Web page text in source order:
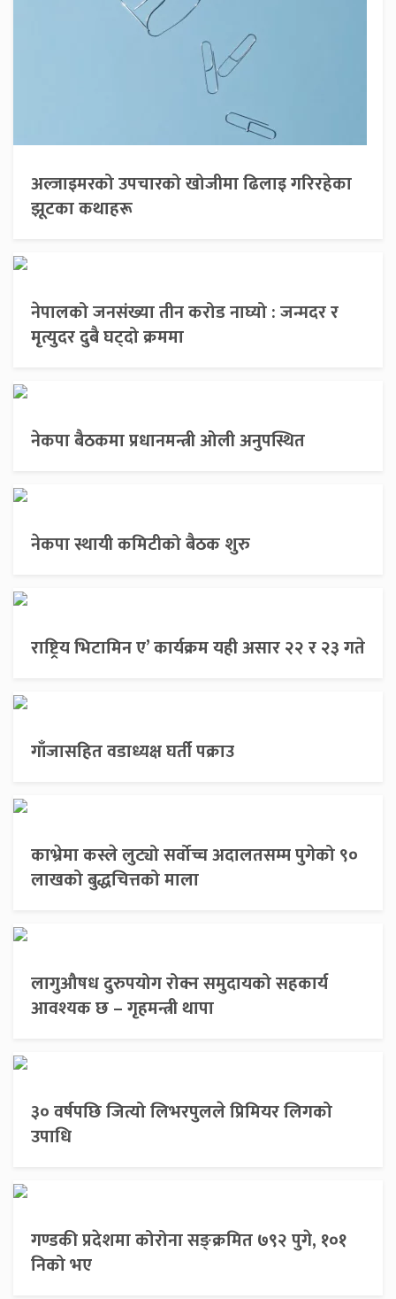
अल्जाइमरको उपचारको खोजीमा ढिलाइ गरिरहेका
झूटका कथाहरू
नेपालको जनसंख्या तीन करोड नाघ्यो : जन्मदर र
मृत्युदर दुबै घट्दो क्रममा
नेकपा बैठकमा प्रधानमन्त्री ओली अनुपस्थित
नेकपा स्थायी कमिटीको बैठक शुरु
राष्ट्रिय भिटामिन ए’ कार्यक्रम यही असार २२ र २३ गते
गाँजासहित वडाध्यक्ष घर्ती पक्राउ
काभ्रेमा कस्ले लुट्यो सर्वोच्च अदालतसम्म पुगेको ९०
लाखको बुद्धचित्तको माला
लागुऔषध दुरुपयोग रोक्न समुदायको सहकार्य
आवश्यक छ – गृहमन्त्री थापा
३० वर्षपछि जित्यो लिभरपुलले प्रिमियर लिगको
उपाधि
गण्डकी प्रदेशमा कोरोना सङ्क्रमित ७९२ पुगे, १०१
निको भए